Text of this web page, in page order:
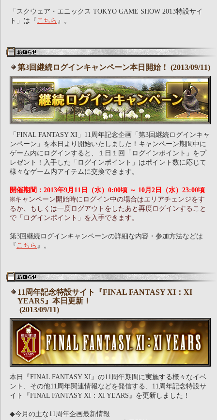
「スクウェア・エニックス TOKYO GAME SHOW 2013特設サイ
ト」は『 こちら 』。
第3回継続ログインキャンペーン本日開始！ (2013/09/11)
「FINAL FANTASY XI」11周年記念企画「第3回継続ログインキャ
ンペーン」を本日より開始いたしました！キャンペーン期間中に
ゲーム内にログインすると、１日１回「ログインポイント」をプ
レゼント！入手した「ログインポイント」はポイント数に応じて
様々なゲーム内アイテムに交換できます。
開催期間：2013年9月11日（水）0:00頃 ～ 10月2日（水）23:00頃
※キャンペーン開始時にログイン中の場合はエリアチェンジをす
るか、もしくは一度ログアウトをしたあと再度ログインすること
で「ログインポイント」を入手できます。
第3回継続ログインキャンペーンの詳細な内容・参加方法などは
『 こちら 』。
11周年記念特設サイト『FINAL FANTASY XI：XI
YEARS』本日更新！
(2013/09/11)
本日『FINAL FANTASY XI』の11周年期間に実施する様々なイベ
ント、その他11周年関連情報などを発信する、11周年記念特設サ
イト『FINAL FANTASY XI：XI YEARS』を更新しました！
◆今月の主な11周年企画最新情報